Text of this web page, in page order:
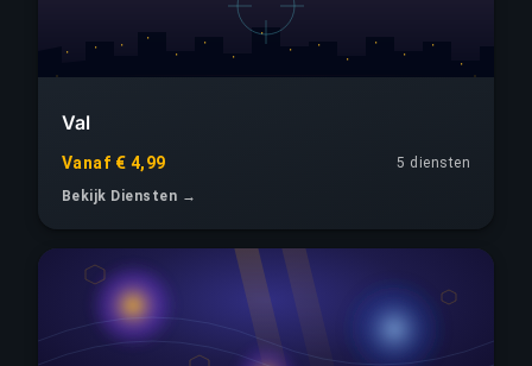
Val
Vanaf € 4,99 5 diensten
Bekijk Diensten →